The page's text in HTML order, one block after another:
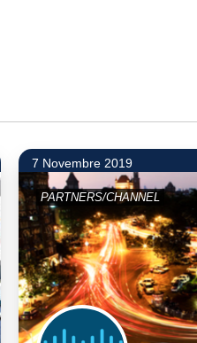
7 Novembre 2019
PARTNERS/CHANNEL